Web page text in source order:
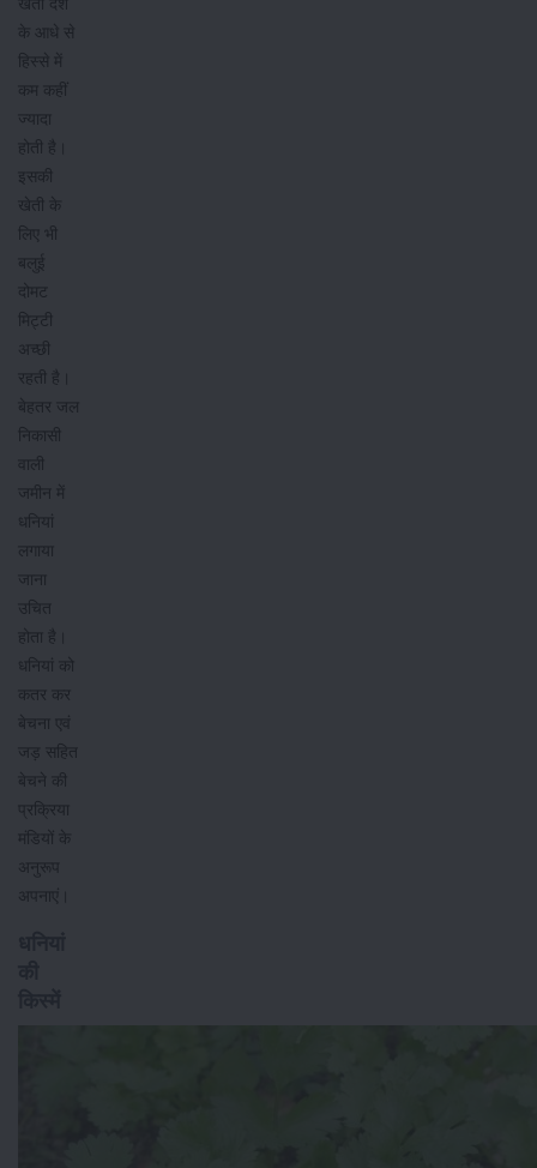
खेती देश
के आधे से
हिस्से में
कम कहीं
ज्यादा
होती है।
इसकी
खेती के
लिए भी
बलुई
दोमट
मिट्टी
अच्छी
रहती है।
बेहतर जल
निकासी
वाली
जमीन में
धनियां
लगाया
जाना
उचित
होता है।
धनियां को
कतर कर
बेचना एवं
जड़ सहित
बेचने की
प्रक्रिया
मंडियों के
अनुरूप
अपनाएं।